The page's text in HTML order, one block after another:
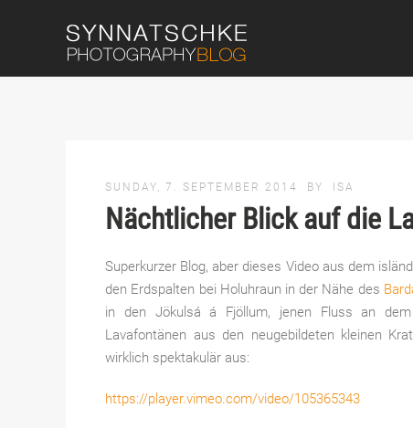
SUNDAY, 7. SEPTEMBER 2014 BY ISA
Nächtlicher Blick auf die
Superkurzer Blog, aber dieses Video aus dem
den Erdspalten bei Holuhraun in der Nähe des
in den Jökulsá á Fjöllum, jenen Fluss an
Lavafontänen aus den neugebildeten kleinen
wirklich spektakulär aus:
https://player.vimeo.com/video/105365343